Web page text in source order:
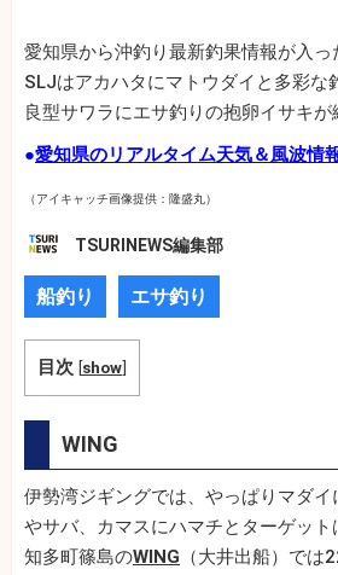
愛知県から沖釣り最新釣果情報が入
SLJはアカハタにマトウダイと多彩な
良型サワラにエサ釣りの抱卵イサキが
●愛知県のリアルタイム天気＆風波情
（アイキャッチ画像提供：隆盛丸）
TSURINEWS編集部
船釣り エサ釣り
目次 [show]
WING
伊勢湾ジギングでは、やっぱりマダ
やサバ、カマスにハマチとターゲッ
知多町篠島のWING （大井出船）では